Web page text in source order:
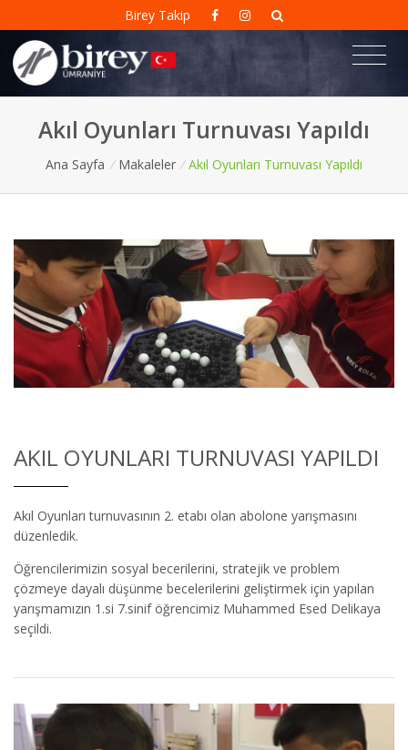
Birey Takip
Akıl Oyunları Turnuvası Yapıldı
Ana Sayfa / Makaleler / Akıl Oyunları Turnuvası Yapıldı
AKIL OYUNLARI TURNUVASI YAPILDI
Akıl Oyunları turnuvasının 2. etabı olan abolone yarışmasını
düzenledik.
Öğrencilerimizin sosyal becerilerini, stratejik ve problem
çözmeye dayalı düşünme becelerilerini geliştirmek için yapılan
yarışmamızın 1.si 7.sinif öğrencimiz Muhammed Esed Delikaya
seçildi.